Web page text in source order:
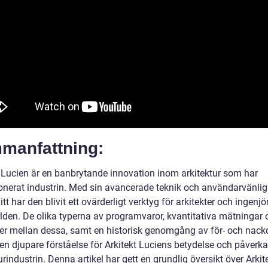
är en banbrytande innovation inom arkitektur som har
industrin. Med sin avancerade teknik och
har den blivit ett ovärderligt verktyg för arkitekter och
De olika typerna av programvaror, kvantitativa mätningar
mellan dessa, samt en historisk genomgång av för- och
djupare förståelse för Arkitekt Luciens betydelse och
Denna artikel har gett en grundlig översikt över